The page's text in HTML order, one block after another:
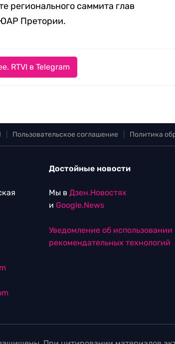
регионального саммита глав
ЮАР Претории.
RTVI в Telegram
Пользовательское соглашение Политика
Достойные новости
Мы в Дзен.Новостях
и Google.News
Уведомление об использовании
рекомендательных технологий